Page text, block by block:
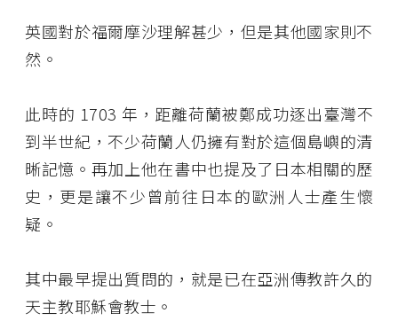
英國對於福爾摩沙理解甚少，但是其他國家則不
然。
此時的 1703 年，距離荷蘭被鄭成功逐出臺灣不
到半世紀，不少荷蘭人仍擁有對於這個島嶼的清
晰記憶。再加上他在書中也提及了日本相關的歷
史，更是讓不少曾前往日本的歐洲人士產生懷
疑。
其中最早提出質問的，就是已在亞洲傳教許久的
天主教耶穌會教士。